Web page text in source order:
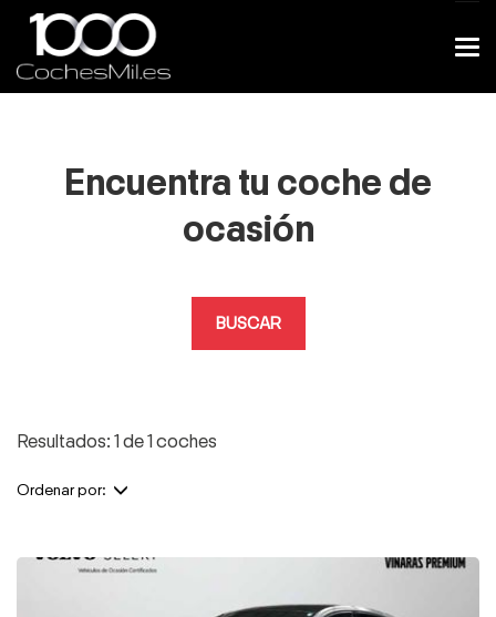
Encuentra tu coche de
ocasión
BUSCAR
Resultados: 1 de 1 coches
Ordenar por: